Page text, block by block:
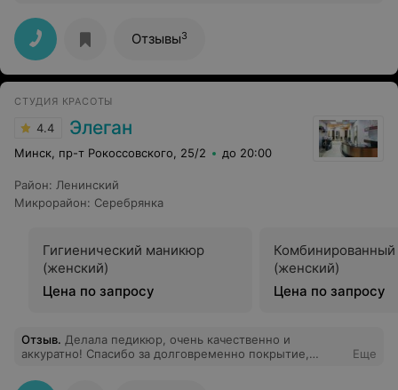
Отзывы3
СТУДИЯ КРАСОТЫ
4.4 Элеган
Минск, пр-т Рокоссовского, 25/2 до 20:00
Район: Ленинский
Микрорайон: Серебрянка
Гигиенический маникюр
(женский)
Цена по запросу
(женский)
Цена по запросу
Отзыв. Делала педикюр, очень качественно и
аккуратно! Спасибо за долговременно покрытие,
Еще